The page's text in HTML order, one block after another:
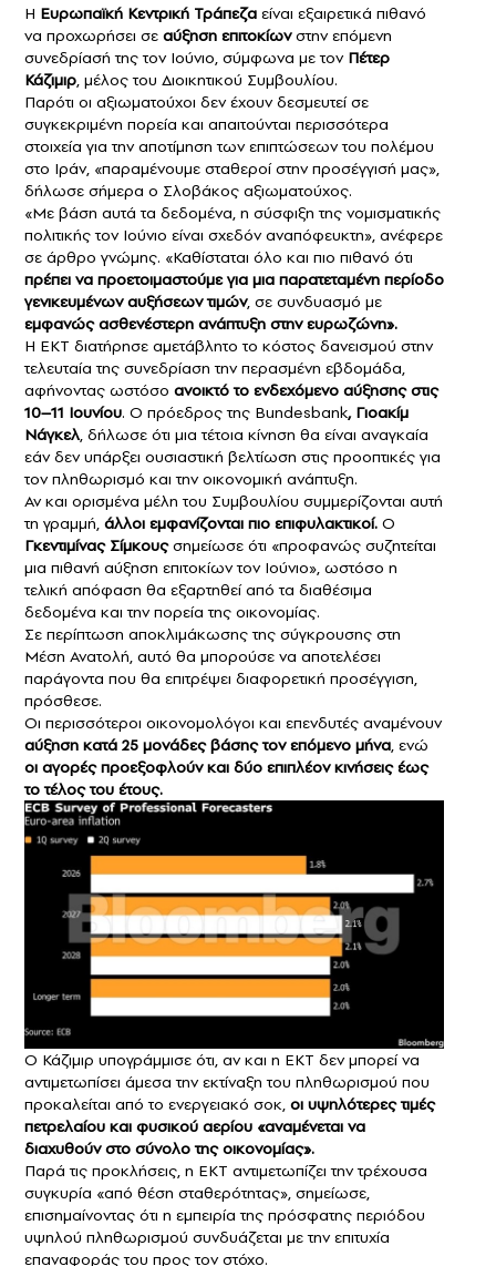
Η Ευρωπαϊκή Κεντρική Τράπεζα είναι εξαιρετικά πιθανό
να προχωρήσει σε αύξηση επιτοκίωνστην επόμενη
συνεδρίασή της τον Ιούνιο, σύμφωνα με τον Πέτερ
Κάζιμιρ, μέλος του Διοικητικού Συμβουλίου.
Παρότι οι αξιωματούχοι δεν έχουν δεσμευτεί σε
συγκεκριμένη πορεία και απαιτούνται περισσότερα
στοιχεία για την αποτίμηση των επιπτώσεων του πολέμου
στο Ιράν, «παραμένουμε σταθεροί στην προσέγγισή μας»,
δήλωσε σήμερα ο Σλοβάκος αξιωματούχος.
«Με βάση αυτά τα δεδομένα, η σύσφιξη της νομισματικής
πολιτικής τον Ιούνιο είναι σχεδόν αναπόφευκτη», ανέφερε
σε άρθρο γνώμης. «Καθίσταται όλο και πιο πιθανό ότι
πρέπει να προετοιμαστούμε για μια παρατεταμένη περίοδο
γενικευμένων αυξήσεων τιμών, σε συνδυασμό με
εμφανώς ασθενέστερη ανάπτυξη στην ευρωζώνη».
Η ΕΚΤ διατήρησε αμετάβλητο το κόστος δανεισμού στην
τελευταία της συνεδρίαση την περασμένη εβδομάδα,
αφήνοντας ωστόσο ανοικτό το ενδεχόμενο αύξησης στις
10–11 Ιουνίου. Ο πρόεδρος της Bundesbank, Γιοακίμ
Νάγκελ, δήλωσε ότι μια τέτοια κίνηση θα είναι αναγκαία
εάν δεν υπάρξει ουσιαστική βελτίωση στις προοπτικές για
τον πληθωρισμό και την οικονομική ανάπτυξη.
Αν και ορισμένα μέλη του Συμβουλίου συμμερίζονται αυτή
τη γραμμή, άλλοι εμφανίζονται πιο επιφυλακτικοί. Ο
Γκεντιμίνας Σίμκουςσημείωσε ότι «προφανώς συζητείται
μια πιθανή αύξηση επιτοκίων τον Ιούνιο», ωστόσο η
τελική απόφαση θα εξαρτηθεί από τα διαθέσιμα
δεδομένα και την πορεία της οικονομίας.
Σε περίπτωση αποκλιμάκωσης της σύγκρουσης στη
Μέση Ανατολή, αυτό θα μπορούσε να αποτελέσει
παράγοντα που θα επιτρέψει διαφορετική προσέγγιση,
πρόσθεσε.
Οι περισσότεροι οικονομολόγοι και επενδυτές αναμένουν
αύξηση κατά 25 μονάδες βάσης τον επόμενο μήνα, ενώ
οι αγορές προεξοφλούν και δύο επιπλέον κινήσεις έως
το τέλος του έτους.
Ο Κάζιμιρ υπογράμμισε ότι, αν και η ΕΚΤ δεν μπορεί να
αντιμετωπίσει άμεσα την εκτίναξη του πληθωρισμού που
προκαλείται από το ενεργειακό σοκ, οι υψηλότερες τιμές
πετρελαίου και φυσικού αερίου «αναμένεται να
διαχυθούν στο σύνολο της οικονομίας».
Παρά τις προκλήσεις, η ΕΚΤ αντιμετωπίζει την τρέχουσα
συγκυρία «από θέση σταθερότητας», σημείωσε,
επισημαίνοντας ότι η εμπειρία της πρόσφατης περιόδου
υψηλού πληθωρισμού συνδυάζεται με την επιτυχία
επαναφοράς του προς τον στόχο.